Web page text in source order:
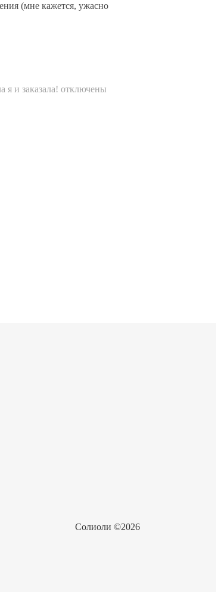
(мне кажется, ужасно
и заказала! отключены
Солиоли ©2026